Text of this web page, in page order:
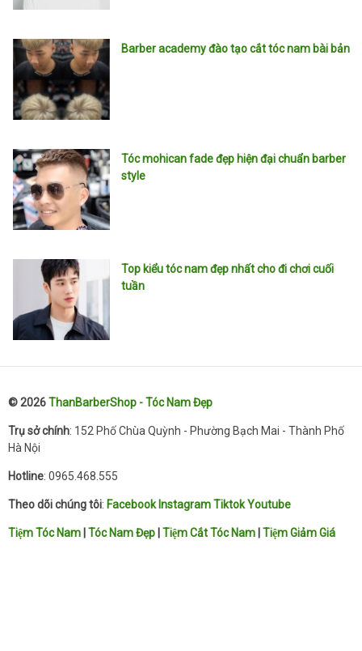
Barber academy đào tạo cắt tóc nam bài bản
Tóc mohican fade đẹp hiện đại chuẩn barber
style
Top kiểu tóc nam đẹp nhất cho đi chơi cuối
tuần
© 2026ThanBarberShop - Tóc Nam Đẹp
Trụ sở chính: 152 Phố Chùa Quỳnh - Phường Bạch Mai - Thành Phố
Hà Nội
Hotline: 0965.468.555
Theo dõi chúng tôi: Facebook InstagramTiktokYoutube
Tiệm Tóc Nam Tóc Nam Đẹp Tiệm Cắt Tóc Nam Tiệm Giảm Giá